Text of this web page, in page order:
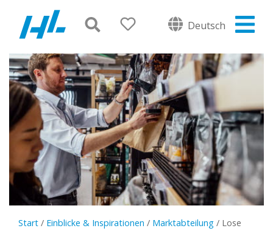
Deutsch
Start / Einblicke & Inspirationen / Marktabteilung / Lose